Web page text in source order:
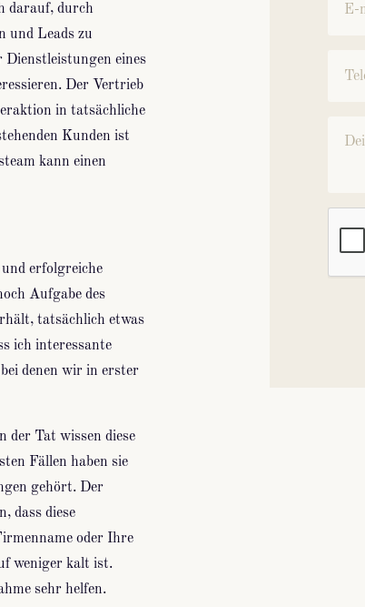
darauf, durch
und Leads zu
Dienstleistungen eines
Der Vertrieb
in tatsächliche
Kunden ist
kann einen
erfolgreiche
Aufgabe des
tatsächlich etwas
ich interessante
denen wir in erster
der Tat wissen diese
Fällen haben sie
gehört. Der
dass diese
oder Ihre
weniger kalt ist.
sehr helfen.